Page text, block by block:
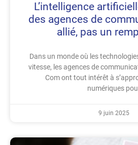
L’intelligence
des agences de
allié, pas un
Dans un monde où les
vitesse, les agences de
Com ont tout intérêt à
numériques
9 juin 2025